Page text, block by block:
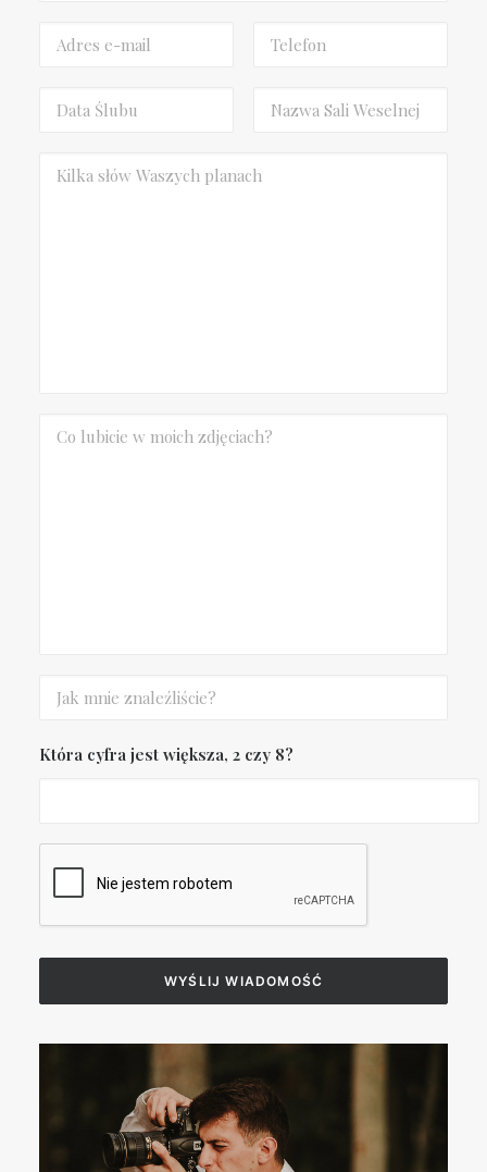
Która cyfra jest większa, 2 czy 8?